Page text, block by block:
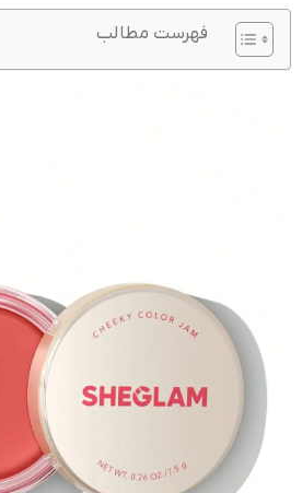
فهرست مطالب